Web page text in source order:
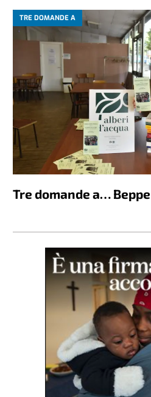
TRE DOMANDE A
Tre domande a…